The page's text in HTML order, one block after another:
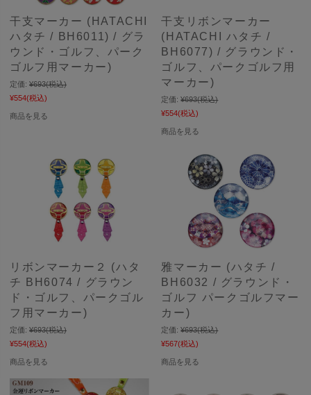
干支マーカー (HATACHI
ハタチ / BH6011) / グラ
ウンド・ゴルフ、パーク
ゴルフ用マーカー)
定価: ¥693(税込)
¥554(税込)
商品を見る
干支リボンマーカー
(HATACHI ハタチ /
BH6077) / グラウンド・
ゴルフ、パークゴルフ用
マーカー)
定価: ¥693(税込)
¥554(税込)
商品を見る
リボンマーカー２ (ハタ
チ BH6074 / グラウン
ド・ゴルフ、パークゴル
フ用マーカー)
定価: ¥693(税込)
¥554(税込)
商品を見る
雅マーカー (ハタチ /
BH6032 / グラウンド・
ゴルフ パークゴルフマー
カー)
定価: ¥693(税込)
¥567(税込)
商品を見る